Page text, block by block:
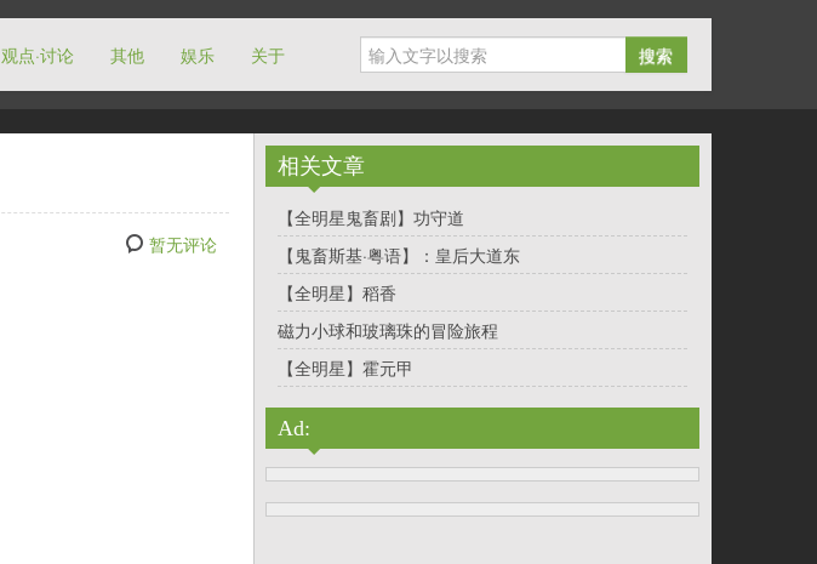
观点·讨论 其他 娱乐 关于 搜索
暂无评论
相关文章
【全明星鬼畜剧】功守道
【鬼畜斯基·粤语】：皇后大道东
【全明星】稻香
磁力小球和玻璃珠的冒险旅程
【全明星】霍元甲
Ad: